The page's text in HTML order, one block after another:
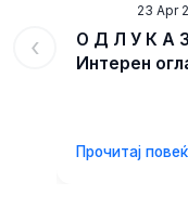
‹
23 Apr
О Д Л У К А
Интерен
Прочитај